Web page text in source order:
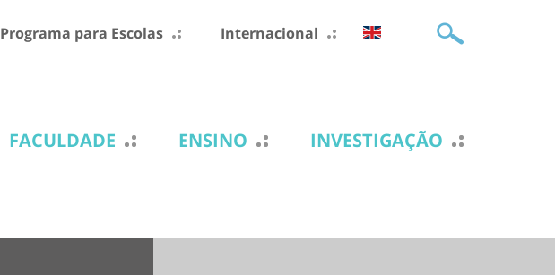
Programa para Escolas Internacional
FACULDADE ENSINO INVESTIGAÇÃO